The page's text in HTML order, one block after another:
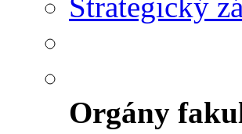
Orgány